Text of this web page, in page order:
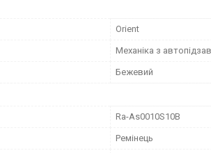
Orient
Механіка з
Бежевий
Ra-As0010S10B
Ремінець